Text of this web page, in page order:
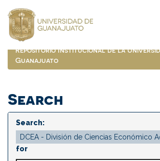
navigation
Repositorio Institucional de la
Guanajuato
Search
Search:
for